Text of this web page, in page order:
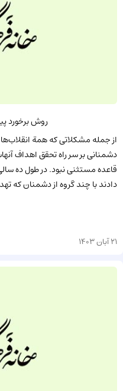
روش برخورد
از جمله مشکلاتی که همة
دشمنانی بر سر راه تحقق اهداف
قاعده مستثنی نبود. در طول ده
دادند با چند گروه از‌ دشمنان که
21 آبان 1403